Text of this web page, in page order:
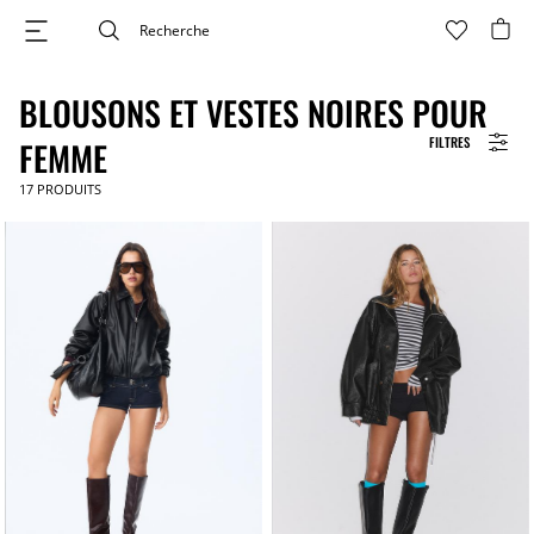
FILTRES
BLOUSONS ET VESTES NOIRES POUR
FEMME
17 PRODUITS